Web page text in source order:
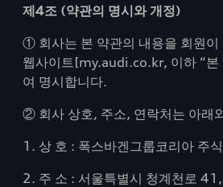
제4조 (약관의 명시와 개정)
① 회사는 본 약관의 내용을 회원이
웹사이트[my.audi.co.kr, 이하 “본
여 명시합니다.
② 회사 상호, 주소, 연락처는 아래
1. 상 호 : 폭스바겐그룹코리아 주
2. 주 소 : 서울특별시 청계천로